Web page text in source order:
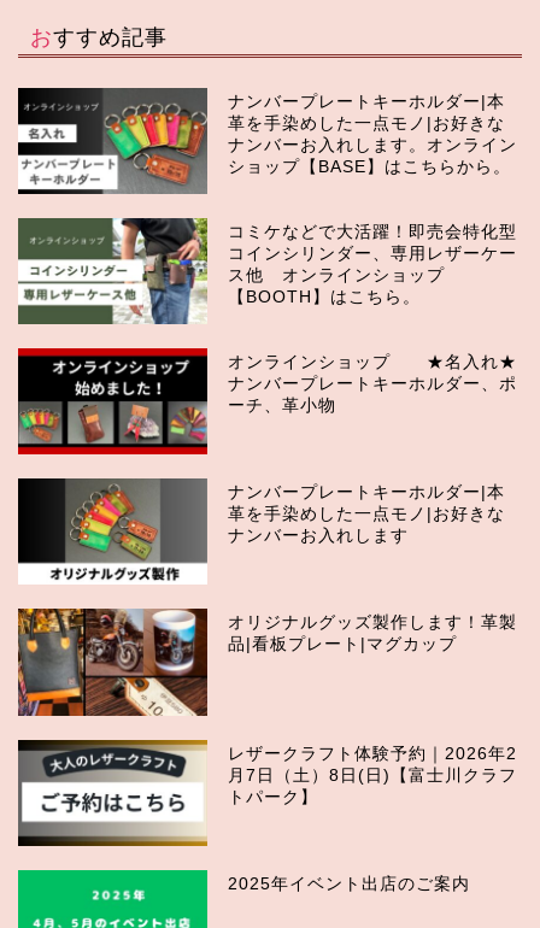
おすすめ記事
ナンバープレートキーホルダー|本
革を手染めした一点モノ|お好きな
ナンバーお入れします。オンライン
ショップ【BASE】はこちらから。
コミケなどで大活躍！即売会特化型
コインシリンダー、専用レザーケー
ス他 オンラインショップ
【BOOTH】はこちら。
オンラインショップ ★名入れ★
ナンバープレートキーホルダー、ポ
ーチ、革小物
ナンバープレートキーホルダー|本
革を手染めした一点モノ|お好きな
ナンバーお入れします
オリジナルグッズ製作します！革製
品|看板プレート|マグカップ
レザークラフト体験予約｜2026年2
月7日（土）8日(日)【富士川クラフ
トパーク】
2025年イベント出店のご案内